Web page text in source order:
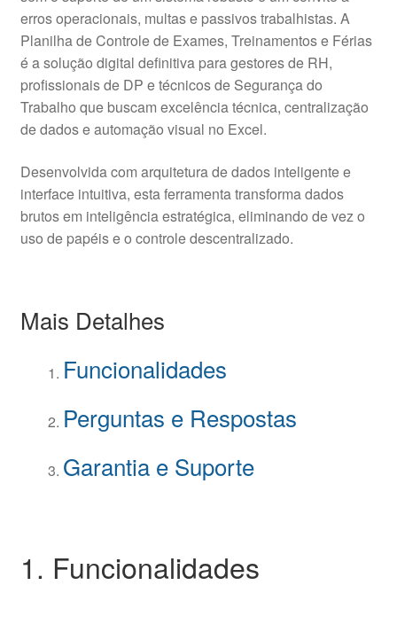
erros operacionais, multas e passivos trabalhistas. A
Planilha de Controle de Exames, Treinamentos e Férias
é a solução digital definitiva para gestores de RH,
profissionais de DP e técnicos de Segurança do
Trabalho que buscam excelência técnica, centralização
de dados e automação visual no Excel.
Desenvolvida com arquitetura de dados inteligente e
interface intuitiva, esta ferramenta transforma dados
brutos em inteligência estratégica, eliminando de vez o
uso de papéis e o controle descentralizado.
Mais Detalhes
Funcionalidades
Perguntas e Respostas
Garantia e Suporte
1. Funcionalidades